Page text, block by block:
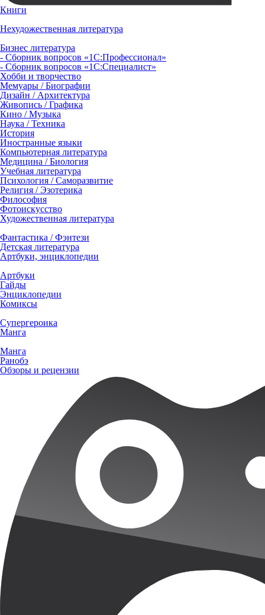
Книги
Нехудожественная литература
Бизнес литература
- Сборник вопросов «1С:Профессионал»
- Сборник вопросов «1С:Специалист»
Хобби и творчество
Мемуары / Биографии
Дизайн / Архитектура
Живопись / Графика
Кино / Музыка
Наука / Техника
История
Иностранные языки
Компьютерная литература
Медицина / Биология
Учебная литература
Психология / Саморазвитие
Религия / Эзотерика
Философия
Фотоискусство
Художественная литература
Фантастика / Фэнтези
Детская литература
Артбуки, энциклопедии
Артбуки
Гайды
Энциклопедии
Комиксы
Супергероика
Манга
Манга
Ранобэ
Обзоры и рецензии